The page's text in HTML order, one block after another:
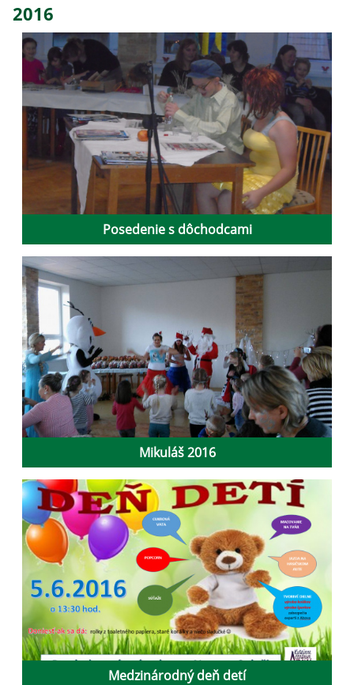
2016
Posedenie s dôchodcami
Mikuláš 2016
Medzinárodný deň detí